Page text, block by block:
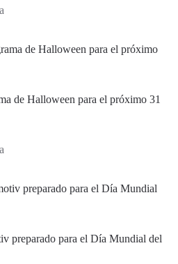
de Halloween para el próximo 31
preparado para el Día Mundial del